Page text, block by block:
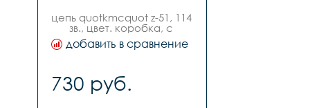
цепь quotkmcquot z-51, 114
зв., цвет. коробка, с
замком, для 7-8ск.
велосипедов.
добавить в сравнение
730 руб.